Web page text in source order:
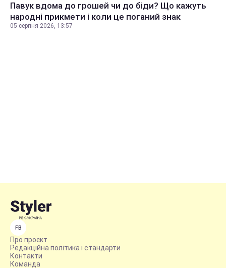
Павук вдома до грошей чи до біди? Що кажуть
народні прикмети і коли це поганий знак
05 серпня 2026, 13:57
FB
Про проєкт
Редакційна політика і стандарти
Контакти
Команда